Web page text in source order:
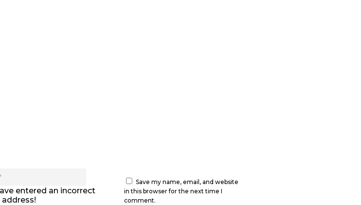
entered an incorrect
Save my name, email, and website
in this browser for the next time I
comment.